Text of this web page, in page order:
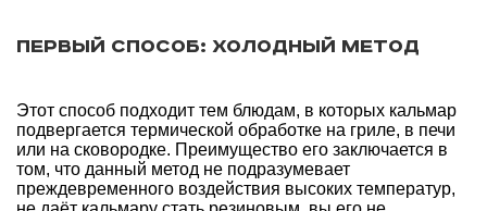
Первый способ: холодный метод
Этот способ подходит тем блюдам, в которых кальмар
подвергается термической обработке на гриле, в печи
или на сковородке. Преимущество его заключается в
том, что данный метод не подразумевает
преждевременного воздействия высоких температур,